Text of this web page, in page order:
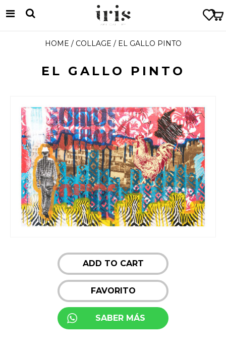
HOME / COLLAGE / EL GALLO PINTO
EL GALLO PINTO
ADD TO CART
FAVORITO
SABER MÁS